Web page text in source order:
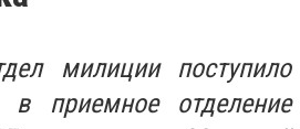
милиции поступило
в приемное отделение